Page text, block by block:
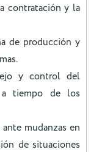
contratación y la
de producción y
y control del
tiempo de los
mudanzas en
de situaciones